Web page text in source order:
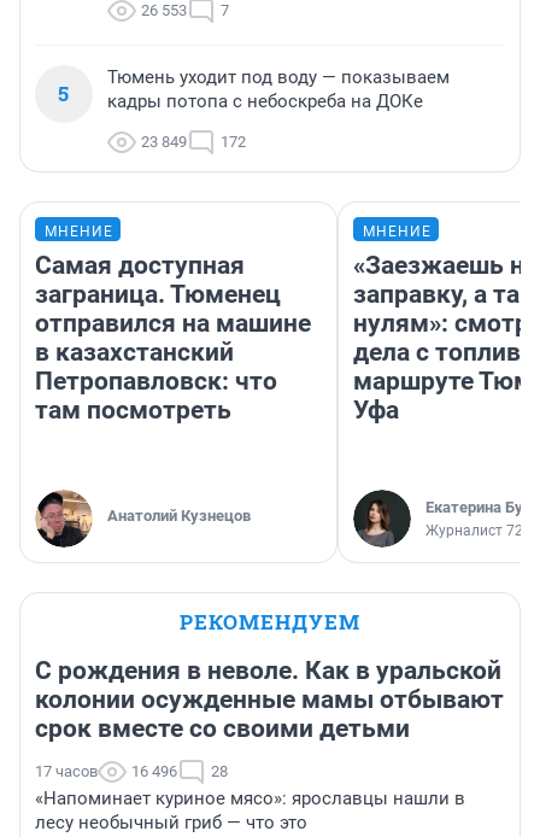
26 553 7
5
Тюмень уходит под воду — показываем
кадры потопа с небоскреба на ДОКе
23 849 172
МНЕНИЕ
Самая доступная
заграница. Тюменец
отправился на машине
в казахстанский
Петропавловск: что
там посмотреть
Анатолий Кузнецов
МНЕНИЕ
«Заезжаешь на
заправку, а
нулям»:
дела с
маршруте
Уфа
Екатерина
Журналист
РЕКОМЕНДУЕМ
С рождения в неволе. Как в уральской
колонии осужденные мамы отбывают
срок вместе со своими детьми
17 часов 16 496 28
«Напоминает куриное мясо»: ярославцы нашли в
лесу необычный гриб — что это